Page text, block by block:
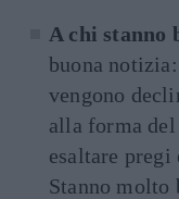
A chi stanno
buona
vengono
alla forma
esaltare pregi
Stanno molto